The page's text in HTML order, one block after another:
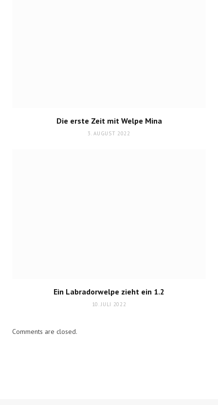
Die erste Zeit mit Welpe Mina
3. AUGUST 2022
Ein Labradorwelpe zieht ein 1.2
10. JULI 2022
Comments are closed.